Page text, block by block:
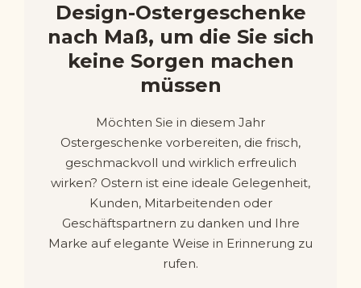
Design-Ostergeschenke
nach Maß, um die Sie sich
keine Sorgen machen
müssen
Möchten Sie in diesem Jahr
Ostergeschenke vorbereiten, die frisch,
geschmackvoll und wirklich erfreulich
wirken? Ostern ist eine ideale Gelegenheit,
Kunden, Mitarbeitenden oder
Geschäftspartnern zu danken und Ihre
Marke auf elegante Weise in Erinnerung zu
rufen.